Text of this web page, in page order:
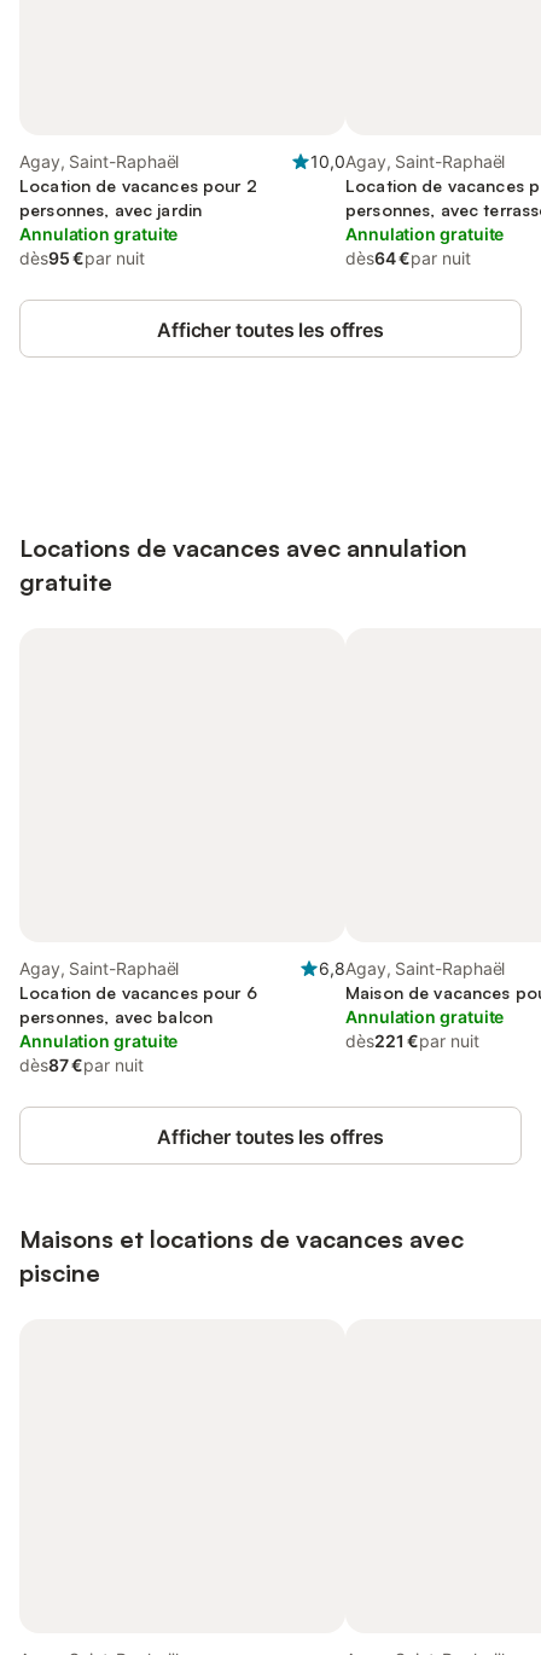
Agay, Saint-Raphaël
10,0
Location de vacances pour 2
personnes, avec jardin
Annulation gratuite
dès95 €par nuit
Agay, Saint-Raphaël
Location de vacances
personnes, avec
Annulation gratuite
dès64 €par nuit
Afficher toutes les offres
Locations de vacances avec annulation
gratuite
Agay, Saint-Raphaël
6,8
Location de vacances pour 6
personnes, avec balcon
Annulation gratuite
dès87 €par nuit
Agay, Saint-Raphaël
Maison de vacances
Annulation gratuite
dès221 €par nuit
Afficher toutes les offres
Maisons et locations de vacances avec
piscine